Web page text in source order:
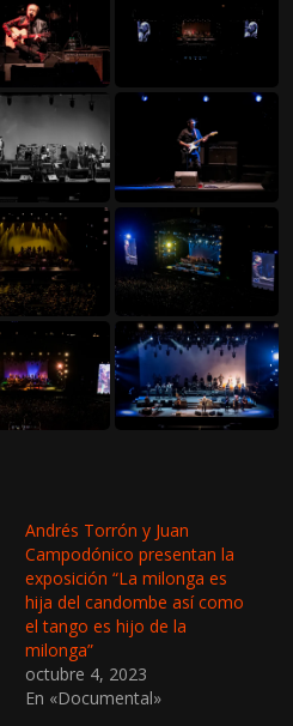
Andrés Torrón y Juan
Campodónico presentan la
exposición “La milonga es
hija del candombe así como
el tango es hijo de la
milonga”
octubre 4, 2023
En «Documental»